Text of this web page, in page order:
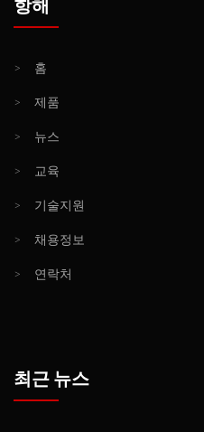
항해
> 홈
> 제품
> 뉴스
> 교육
> 기술지원
> 채용정보
> 연락처
최근 뉴스